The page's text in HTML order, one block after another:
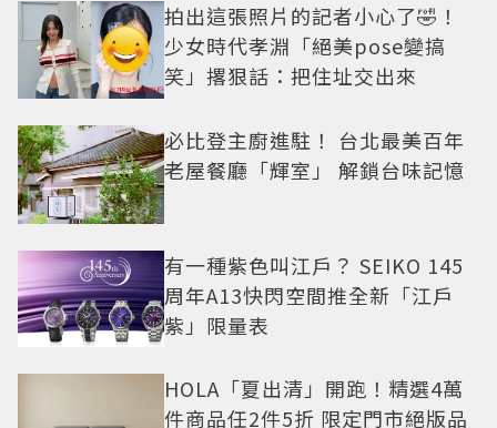
拍出這張照片的記者小心了🤣！
少女時代孝淵「絕美pose變搞
笑」撂狠話：把住址交出來
必比登主廚進駐！ 台北最美百年
老屋餐廳「輝室」 解鎖台味記憶
有一種紫色叫江戶？ SEIKO 145
周年A13快閃空間推全新「江戶
紫」限量表
HOLA「夏出清」開跑！精選4萬
件商品任2件5折 限定門市絕版品